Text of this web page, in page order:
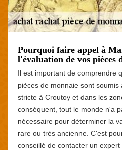
Pourquoi faire appel à
l'évaluation de vos pièces
Il est important de comprendre
pièces de monnaie sont soumis
stricte à Croutoy et dans les
conséquent, tout le monde n'a
nécessaire pour déterminer la
rare ou très ancienne. C'est
conseillé de contacter un